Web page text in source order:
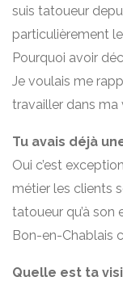
suis tatoueur
particulièrement
Pourquoi avoir
Je voulais me
travailler dans
Tu avais déjà
Oui c’est
métier les clients
tatoueur qu’à son
Bon-en-Chablais
Quelle est ta